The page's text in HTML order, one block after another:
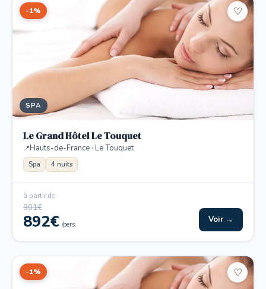
-1%
SPA
♡
Le Grand Hôtel Le Touquet
Hauts-de-France · Le Touquet
Spa 4 nuits
à partir de
901€
892€ /pers. Voir →
-1% ♡